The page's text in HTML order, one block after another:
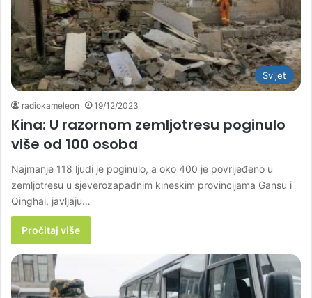
Svijet
radiokameleon 19/12/2023
Kina: U razornom zemljotresu poginulo
više od 100 osoba
Najmanje 118 ljudi je poginulo, a oko 400 je povrijeđeno u
zemljotresu u sjeverozapadnim kineskim provincijama Gansu i
Qinghai, javljaju…
Pročitaj više